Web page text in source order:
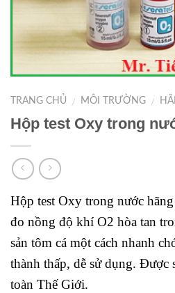
TRANG CHỦ / MÔI TRƯỜNG /
Hộp test Oxy trong
Hộp test Oxy trong nước
đo nồng độ khí O2 hòa tan
sản tôm cá một cách nhanh
thành thấp, dễ sử dụng. Được
toàn Thế Giới.